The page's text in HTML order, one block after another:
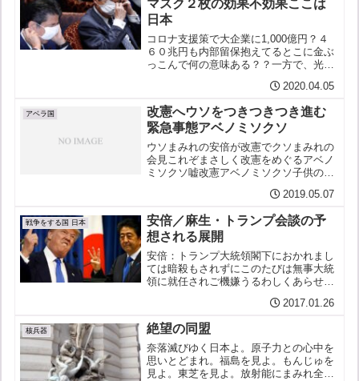
マスク２枚の効果不効果ここは
日本
コロナ支援策で大企業に1,000億円？４
６０兆円も内部留保抱えてるとこに金ぶ
っこんで何の意味ある？？一方で、光熱
こうかという一家に（一人当りじゃあり
ません、一世帯に）（効果のない）布マ
スク２枚？？その輸送...
2020.04.05
アベラ国
改憲へウソをつきつきつき進む
緊急事態アベノミソクソ
ウソまみれの安倍が改憲でクソまみれの
会見これぞまさしく改憲をめぐるアベノ
ミソクソ嘘改憲アベノミソクソ子供の目
った自衛隊の明記が加わるだけ９条１項
２項はそのまま変わらず憲法改正は自民
党の結党以来の党是「お父...
2019.05.07
戦争をする国 日本
安倍／麻生・トランプ会談の予
想される展開
安倍：トランプ大統領閣下におかれまし
ては暗殺もされずにこのたびは無事大統
領に就任されご機嫌うるわしくあらせら
拶はほどほどでいいから、要件から行こ
か。 安倍：恐れながら私ども真珠湾では
貴国と不戦の誓いをし...
2017.01.26
核兵器 絶望の同盟
奈落滅びゆく日本よ。原子力との心中を
思いとどまれ。福島を見よ。もんじゅを
見よ。東芝を見よ。放射能にまみれ全国